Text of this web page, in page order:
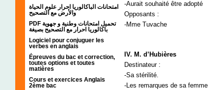
امتحانات الباكالوريا احرار علوم الحياة
والأرض مع التصحيح
PDF تحميل امتحانات وطنية و جهوية
باكالوريا احرار مع التصحيح بصيغة
Logiciel pour conjuguer les
verbes en anglais
Épreuves du bac et correction,
toutes options et toutes
matières
Cours et exercices Anglais
2ème bac
-Aurait souhaité être adopté
Opposants :
-Mme Tuvache
IV. M. d’Hubières
Destinateur :
-Sa stérilité.
-Les remarques de sa femme